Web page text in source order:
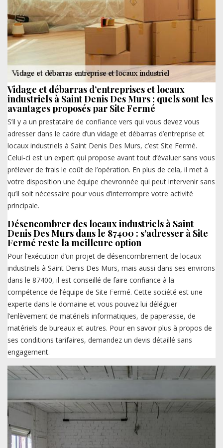
Vidage et débarras d’entreprises et locaux
industriels à Saint Denis Des Murs : quels sont les
avantages proposés par Site Fermé
S’il y a un prestataire de confiance vers qui vous devez vous
adresser dans le cadre d’un vidage et débarras d’entreprise et
locaux industriels à Saint Denis Des Murs, c’est Site Fermé.
Celui-ci est un expert qui propose avant tout d’évaluer sans vous
prélever de frais le coût de l’opération. En plus de cela, il met à
votre disposition une équipe chevronnée qui peut intervenir sans
qu’il soit nécessaire pour vous d’interrompre votre activité
principale.
Désencombrer des locaux industriels à Saint
Denis Des Murs dans le 87400 : s’adresser à Site
Fermé reste la meilleure option
Pour l’exécution d’un projet de désencombrement de locaux
industriels à Saint Denis Des Murs, mais aussi dans ses environs
dans le 87400, il est conseillé de faire confiance à la
compétence de l’équipe de Site Fermé. Cette société est une
experte dans le domaine et vous pouvez lui déléguer
l’enlèvement de matériels informatiques, de paperasse, de
matériels de bureaux et autres. Pour en savoir plus à propos de
ses conditions tarifaires, demandez un devis détaillé sans
engagement.